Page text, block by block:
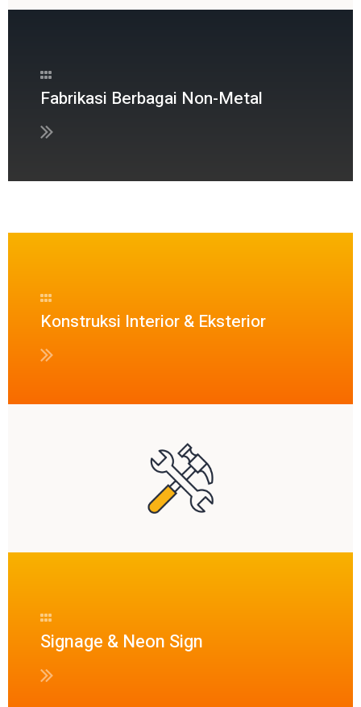
Fabrikasi Berbagai Non-Metal
Konstruksi Interior & Eksterior
Signage & Neon Sign